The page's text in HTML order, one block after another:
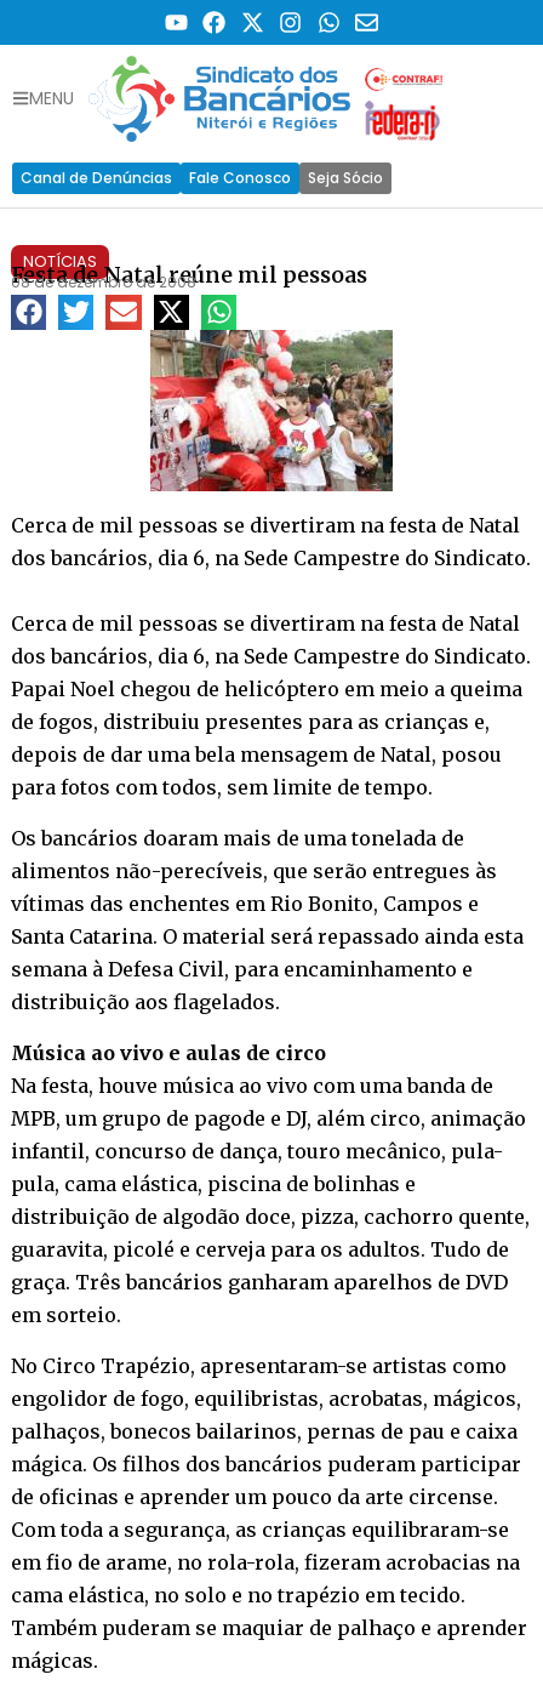
MENU
Canal de Denúncias Fale Conosco Seja Sócio
NOTÍCIAS
Festa de Natal reúne mil pessoas
08 de dezembro de 2008
Cerca de mil pessoas se divertiram na festa de Natal
dos bancários, dia 6, na Sede Campestre do Sindicato.
Cerca de mil pessoas se divertiram na festa de Natal
dos bancários, dia 6, na Sede Campestre do Sindicato.
Papai Noel chegou de helicóptero em meio a queima
de fogos, distribuiu presentes para as crianças e,
depois de dar uma bela mensagem de Natal, posou
para fotos com todos, sem limite de tempo.
Os bancários doaram mais de uma tonelada de
alimentos não-perecíveis, que serão entregues às
vítimas das enchentes em Rio Bonito, Campos e
Santa Catarina. O material será repassado ainda esta
semana à Defesa Civil, para encaminhamento e
distribuição aos flagelados.
Música ao vivo e aulas de circo
Na festa, houve música ao vivo com uma banda de
MPB, um grupo de pagode e DJ, além circo, animação
infantil, concurso de dança, touro mecânico, pula-
pula, cama elástica, piscina de bolinhas e
distribuição de algodão doce, pizza, cachorro quente,
guaravita, picolé e cerveja para os adultos. Tudo de
graça. Três bancários ganharam aparelhos de DVD
em sorteio.
No Circo Trapézio, apresentaram-se artistas como
engolidor de fogo, equilibristas, acrobatas, mágicos,
palhaços, bonecos bailarinos, pernas de pau e caixa
mágica. Os filhos dos bancários puderam participar
de oficinas e aprender um pouco da arte circense.
Com toda a segurança, as crianças equilibraram-se
em fio de arame, no rola-rola, fizeram acrobacias na
cama elástica, no solo e no trapézio em tecido.
Também puderam se maquiar de palhaço e aprender
mágicas.